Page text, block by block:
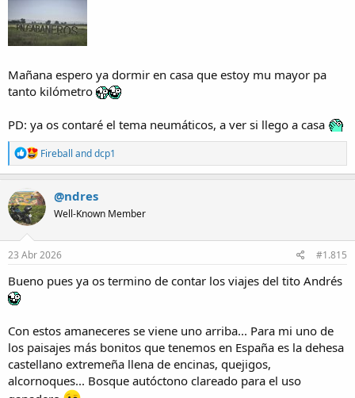
Mañana espero ya dormir en casa que estoy mu mayor pa
tanto kilómetro
PD: ya os contaré el tema neumáticos, a ver si llego a casa
R
e
a
t
i
n
s
Fireball anddcp1
@ndres
Well-Known Member
23 Abr 2026 #1.815
Bueno pues ya os termino de contar los viajes del tito Andrés
Con estos amaneceres se viene uno arriba... Para mi uno de
los paisajes más bonitos que tenemos en España es la dehesa
castellano extremeña llena de encinas, quejigos,
alcornoques... Bosque autóctono clareado para el uso